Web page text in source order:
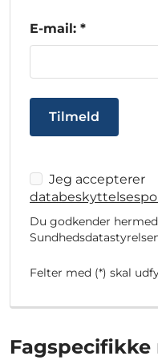
E-mail: *
Tilmeld
Jeg accepterer
Du godkender
Felter med (*) skal